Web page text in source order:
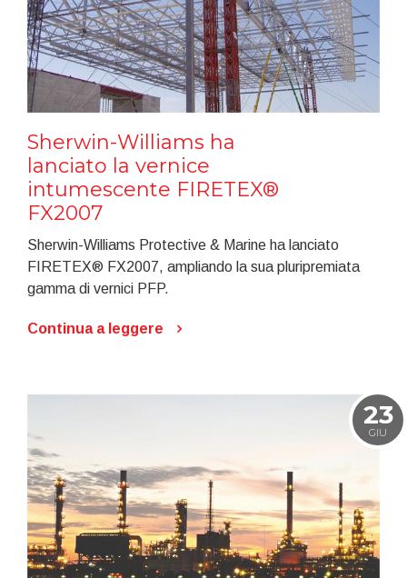
Sherwin-Williams ha
lanciato la vernice
intumescente FIRETEX®
FX2007
Sherwin-Williams Protective & Marine ha lanciato
FIRETEX® FX2007, ampliando la sua pluripremiata
gamma di vernici PFP.
Continua a leggere
23
GIU